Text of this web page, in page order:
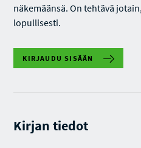
näkemäänsä. On tehtävä
lopullisesti.
KIRJAUDU SISÄÄN
Kirjan tiedot